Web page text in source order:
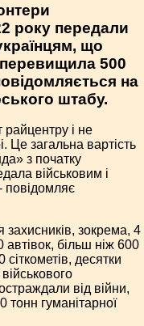
року передали
що
500
на
штабу.
і не
Це загальна вартість
з початку
військовим і
повідомляє
зокрема, 4
автівок, більш ніж 600
десятки
від війни,
гуманітарної